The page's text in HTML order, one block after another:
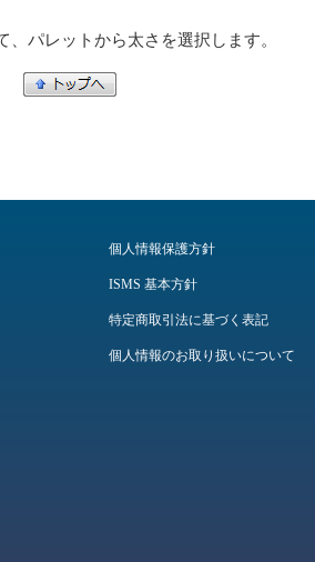
、パレットから太さを選択します。
個人情報保護方針
ISMS 基本方針
特定商取引法に基づく表記
個人情報のお取り扱いについて